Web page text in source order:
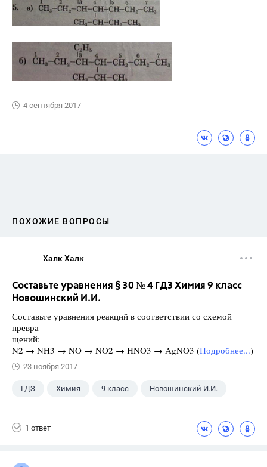
4 сентября 2017
ПОХОЖИЕ ВОПРОСЫ
Халк Халк
Составьте уравнения § 30 № 4 ГДЗ Химия 9 класс
Новошинский И.И.
Составьте уравнения реакций в соответствии со схемой
превра-
щений:
N2 → NH3 → NO → NO2 → HNO3 → AgNO3 (Подробнее...)
23 ноября 2017
ГДЗ Химия 9 класс Новошинский И.И.
1 ответ